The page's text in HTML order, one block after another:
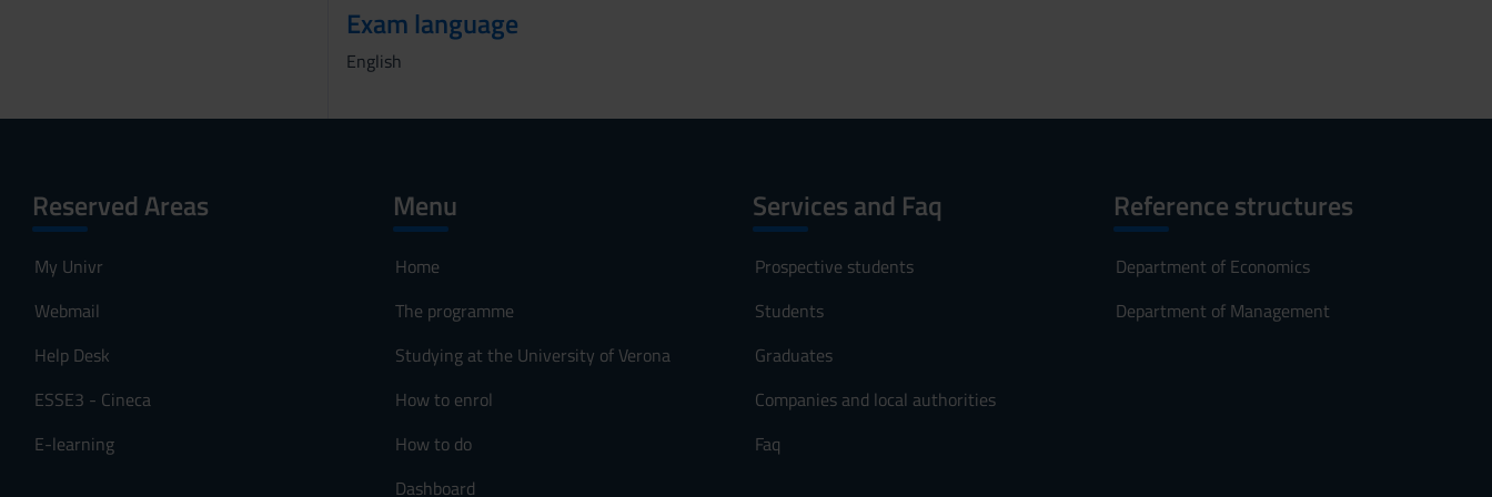
Exam language
English
Reserved Areas
My Univr
Webmail
Help Desk
ESSE3 - Cineca
E-learning
Menu
Home
The programme
Studying at the University of Verona
How to enrol
How to do
Dashboard
Services and Faq
Prospective students
Students
Graduates
Companies and local authorities
Faq
Reference structures
Department of Economics
Department of Management